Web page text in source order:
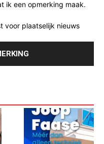
ik een opmerking maak.
voor plaatselijk nieuws